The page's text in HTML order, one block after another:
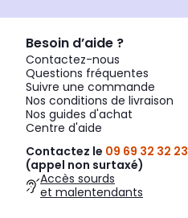
Besoin d’aide ?
Contactez-nous
Questions fréquentes
Suivre une commande
Nos conditions de livraison
Nos guides d'achat
Centre d'aide
Contactez le 09 69 32 32 23
(appel non surtaxé)
Accès sourds
et malentendants